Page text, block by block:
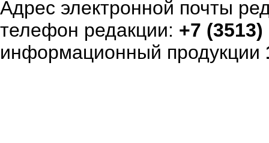
Адрес электронной почты
телефон редакции: +7
информационный продукции